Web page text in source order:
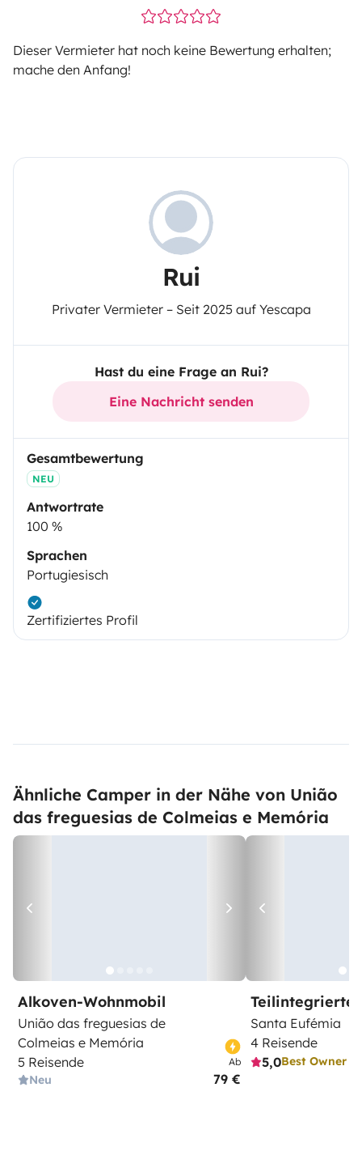
Dieser Vermieter hat noch keine Bewertung erhalten;
mache den Anfang!
Rui
Privater Vermieter – Seit 2025 auf Yescapa
Hast du eine Frage an Rui?
Eine Nachricht senden
Gesamtbewertung
NEU
Antwortrate
100 %
Sprachen
Portugiesisch
Zertifiziertes Profil
Ähnliche Camper in der Nähe von União
das freguesias de Colmeias e Memória
Alkoven-Wohnmobil
União das freguesias de
Colmeias e Memória
5 Reisende
Neu
Ab
79 €
Santa Eufémia
4 Reisende
5,0Best Owner